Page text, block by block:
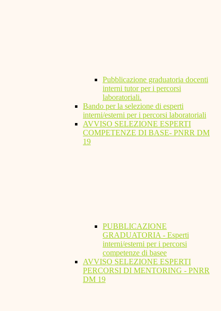
Pubblicazione graduatoria docenti
interni tutor per i percorsi
laboratoriali.
Bando per la selezione di esperti
interni/esterni per i percorsi laboratoriali
AVVISO SELEZIONE ESPERTI
COMPETENZE DI BASE- PNRR DM
19
PUBBLICAZIONE
GRADUATORIA - Esperti
interni/esterni per i percorsi
competenze di basee
AVVISO SELEZIONE ESPERTI
PERCORSI DI MENTORING - PNRR
DM 19